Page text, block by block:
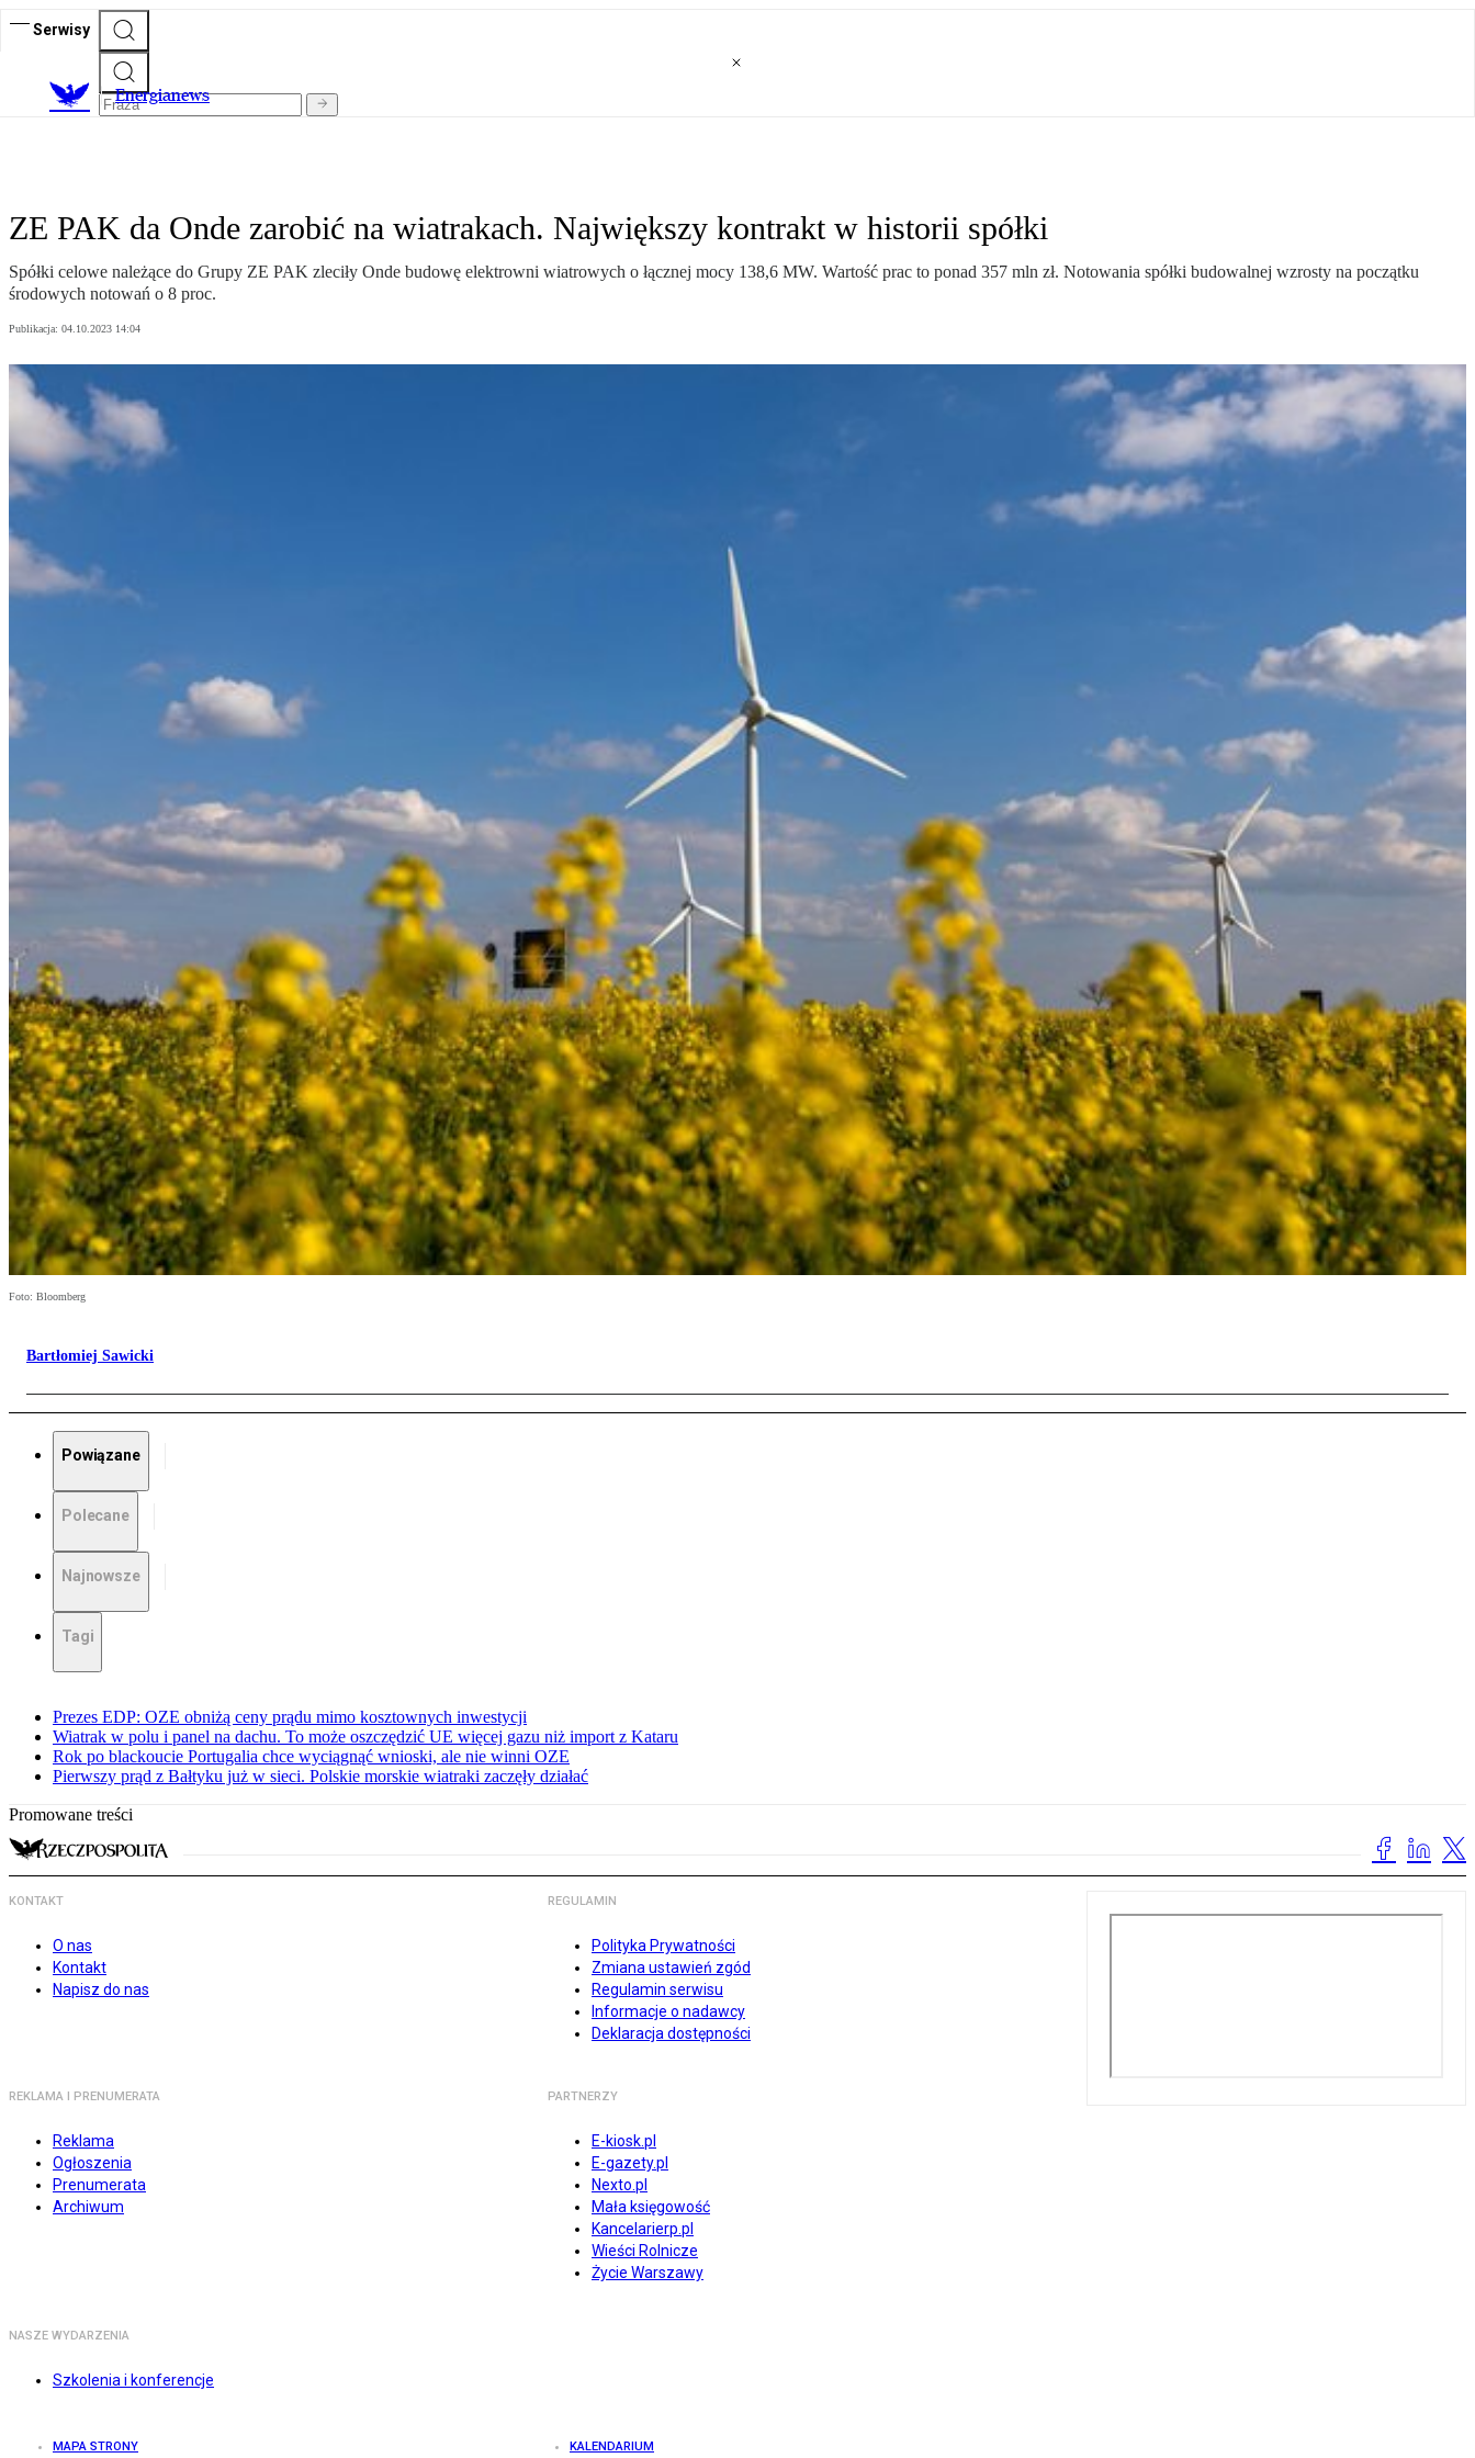
Serwisy
Energianews
ZE PAK da Onde zarobić na wiatrakach. Największy kontrakt w historii spółki
Spółki celowe należące do Grupy ZE PAK zleciły Onde budowę elektrowni wiatrowych o łącznej mocy 138,6 MW. Wartość prac to ponad 357 mln zł. Notowania spółki budowalnej wzrosty na początku
środowych notowań o 8 proc.
Publikacja: 04.10.2023 14:04
Foto: Bloomberg
Bartłomiej Sawicki
Powiązane
Polecane
Najnowsze
Tagi
Prezes EDP: OZE obniżą ceny prądu mimo kosztownych inwestycji
Wiatrak w polu i panel na dachu. To może oszczędzić UE więcej gazu niż import z Kataru
Rok po blackoucie Portugalia chce wyciągnąć wnioski, ale nie winni OZE
Pierwszy prąd z Bałtyku już w sieci. Polskie morskie wiatraki zaczęły działać
Promowane treści
KONTAKT
O nas
Kontakt
Napisz do nas
REGULAMIN
Polityka Prywatności
Zmiana ustawień zgód
Regulamin serwisu
Informacje o nadawcy
Deklaracja dostępności
REKLAMA I PRENUMERATA
Reklama
Ogłoszenia
Prenumerata
Archiwum
PARTNERZY
E-kiosk.pl
E-gazety.pl
Nexto.pl
Mała księgowość
Kancelarierp.pl
Wieści Rolnicze
Życie Warszawy
NASZE WYDARZENIA
Szkolenia i konferencje
MAPA STRONY KALENDARIUM